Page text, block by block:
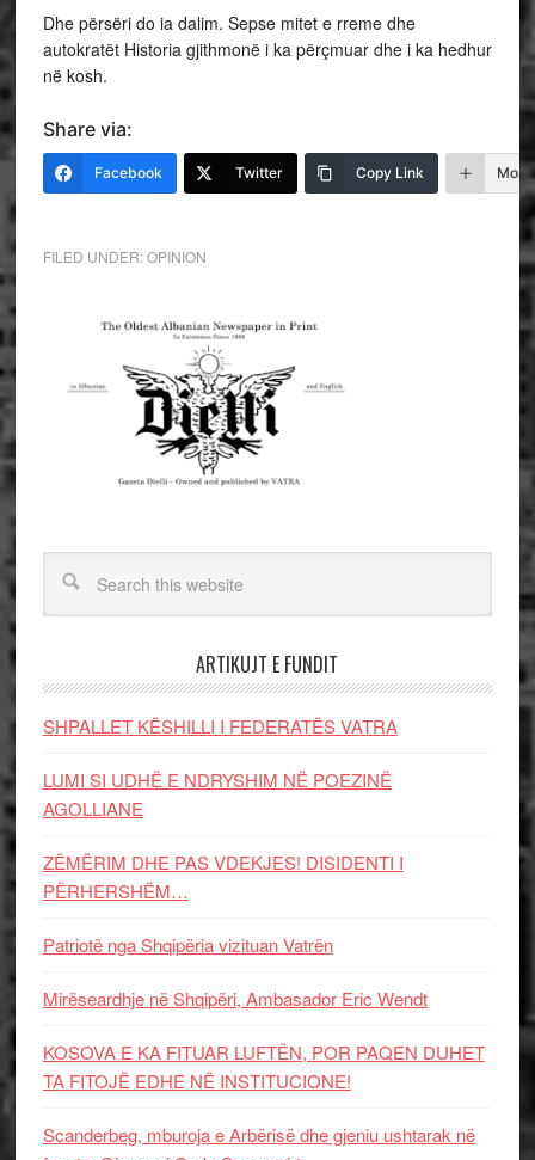
Dhe përsëri do ia dalim. Sepse mitet e rreme dhe
autokratët Historia gjithmonë i ka përçmuar dhe i ka hedhur
në kosh.
Share via:
Facebook Twitter Copy Link More
FILED UNDER:OPINION
ARTIKUJT E FUNDIT
SHPALLET KËSHILLI I FEDERATËS VATRA
LUMI SI UDHË E NDRYSHIM NË POEZINË
AGOLLIANE
ZËMËRIM DHE PAS VDEKJES! DISIDENTI I
PËRHERSHËM…
Patriotë nga Shqipëria vizituan Vatrën
Mirëseardhje në Shqipëri, Ambasador Eric Wendt
KOSOVA E KA FITUAR LUFTËN, POR PAQEN DUHET
TA FITOJË EDHE NË INSTITUCIONE!
Scanderbeg, mburoja e Arbërisë dhe gjeniu ushtarak në